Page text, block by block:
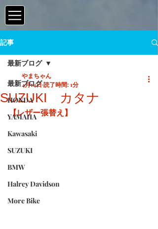
記事
最新ブログ
HONDA
YAMAHA
Kawasaki
SUZUKI
BMW
Halrey Davidson
More Bike
最新ブログ
SUZUKI カタナ
やまちゃん
4月14日読了時間: 1分
【レザー張替え】